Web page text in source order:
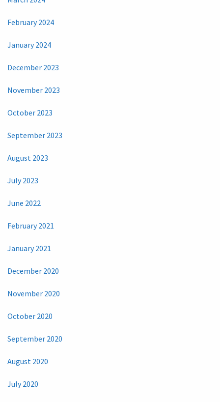
February 2024
January 2024
December 2023
November 2023
October 2023
September 2023
August 2023
July 2023
June 2022
February 2021
January 2021
December 2020
November 2020
October 2020
September 2020
August 2020
July 2020